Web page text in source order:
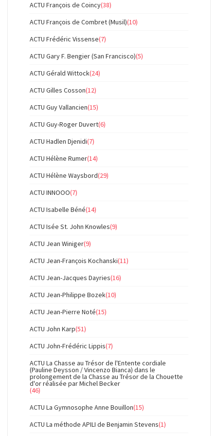
ACTU François de Coincy(38)
ACTU François de Combret (Musil)(10)
ACTU Frédéric Vissense(7)
ACTU Gary F. Bengier (San Francisco)(5)
ACTU Gérald Wittock(24)
ACTU Gilles Cosson(12)
ACTU Guy Vallancien(15)
ACTU Guy-Roger Duvert(6)
ACTU Hadlen Djenidi(7)
ACTU Hélène Rumer(14)
ACTU Hélène Waysbord(29)
ACTU INNOOO(7)
ACTU Isabelle Béné(14)
ACTU Isée St. John Knowles(9)
ACTU Jean Winiger(9)
ACTU Jean-François Kochanski(11)
ACTU Jean-Jacques Dayries(16)
ACTU Jean-Philippe Bozek(10)
ACTU Jean-Pierre Noté(15)
ACTU John Karp(51)
ACTU John-Frédéric Lippis(7)
ACTU La Chasse au Trésor de l'Entente cordiale
(Pauline Deysson / Vincenzo Bianca) dans le
prolongement de la Chasse au Trésor de la Chouette
d'or réalisée par Michel Becker
(46)
ACTU La Gymnosophe Anne Bouillon(15)
ACTU La méthode APILI de Benjamin Stevens(1)